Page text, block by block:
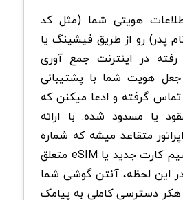
هویتی شما (مثل کد
پدر) رو از طریق فیشینگ یا
در اینترنت جمع آوری
هویت شما با پشتیبانی
تماس گرفته و ادعا میکنن که
یا مسدود شده. با ارائه
متقاعد میشه که شماره
تلفن رو روی یک سیم کارت جدید یا eSIM متعلق
این لحظه، آنتن گوشی شما
دسترسی کاملی به پیامک